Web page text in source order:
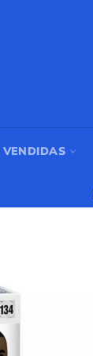
VENDIDAS